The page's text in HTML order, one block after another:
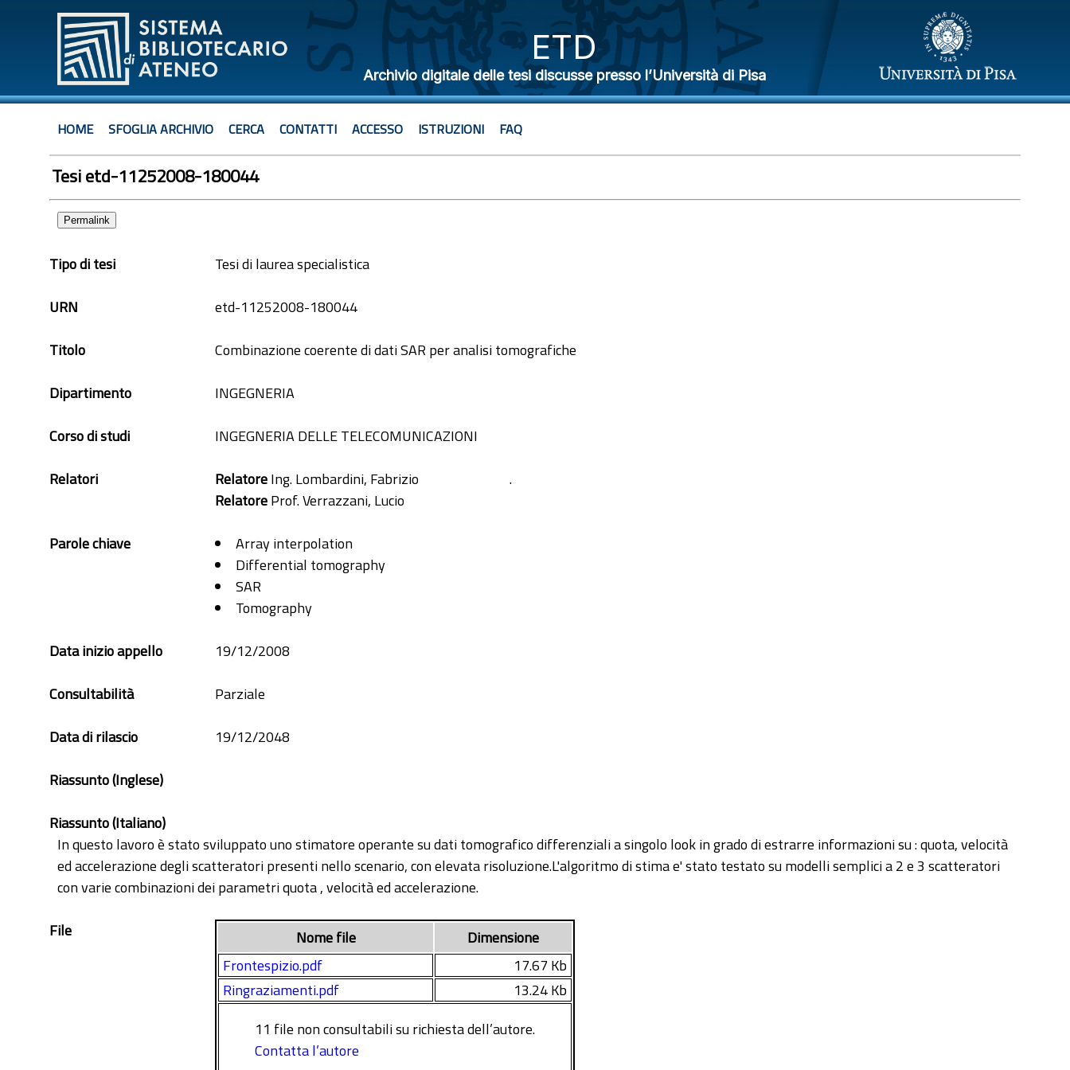
ETD
Archivio digitale delle tesi discusse presso l’Università di Pisa
HOME SFOGLIA ARCHIVIO CERCA CONTATTI ACCESSO ISTRUZIONI FAQ
Tesi etd-11252008-180044
Permalink
Tipo di tesi
Tesi di laurea specialistica
URN
etd-11252008-180044
Titolo
Combinazione coerente di dati SAR per analisi tomografiche
Dipartimento
INGEGNERIA
Corso di studi
INGEGNERIA DELLE TELECOMUNICAZIONI
Relatori
.
RelatoreIng. Lombardini, Fabrizio
RelatoreProf. Verrazzani, Lucio
Parole chiave
Array interpolation
Differential tomography
SAR
Tomography
Data inizio appello
19/12/2008
Consultabilità
Parziale
Data di rilascio
19/12/2048
Riassunto (Inglese)
Riassunto (Italiano)
In questo lavoro è stato sviluppato uno stimatore operante su dati tomografico differenziali a singolo look in grado di estrarre informazioni su : quota, velocità
ed accelerazione degli scatteratori presenti nello scenario, con elevata risoluzione.L'algoritmo di stima e' stato testato su modelli semplici a 2 e 3 scatteratori
con varie combinazioni dei parametri quota , velocità ed accelerazione.
File
Nome file
Dimensione
Frontespizio.pdf
17.67 Kb
Ringraziamenti.pdf
13.24 Kb
11 file non consultabili su richiesta dell’autore.
Contatta l’autore